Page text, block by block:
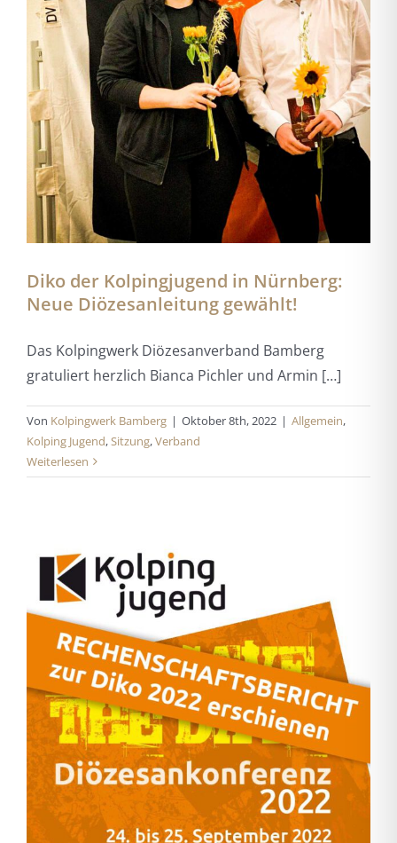
Diko der Kolpingjugend in Nürnberg:
Neue Diözesanleitung gewählt!
Das Kolpingwerk Diözesanverband Bamberg
gratuliert herzlich Bianca Pichler und Armin […]
Von Kolpingwerk Bamberg | Oktober 8th, 2022 | Allgemein,
Kolping Jugend,Sitzung,Verband
Weiterlesen